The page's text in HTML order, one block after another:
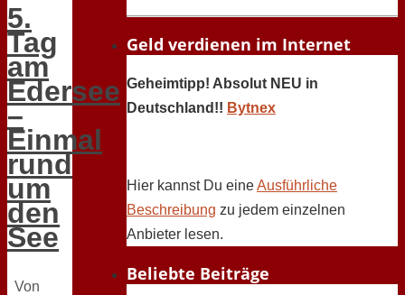
5.
Tag
am
Edersee
–
Einmal
rund
um
den
See
Von
Geld verdienen im Internet
Geheimtipp! Absolut NEU in
Deutschland!! Bytnex
Hier kannst Du eineAusführliche
Beschreibung zu jedem einzelnen
Anbieter lesen.
Beliebte Beiträge